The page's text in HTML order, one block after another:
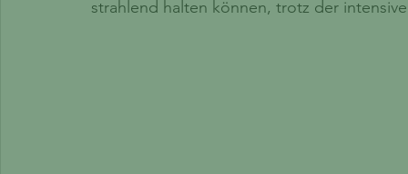
strahlend halten können, trotz der